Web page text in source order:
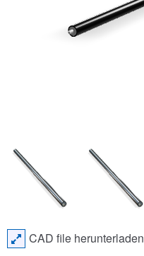
CAD file herunterladen